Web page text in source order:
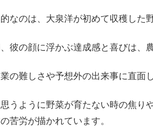
なのは、大泉洋が初めて収穫した
彼の顔に浮かぶ達成感と喜びは、
の難しさや予想外の出来事に直面
うように野菜が育たない時の焦り
苦労が描かれています。